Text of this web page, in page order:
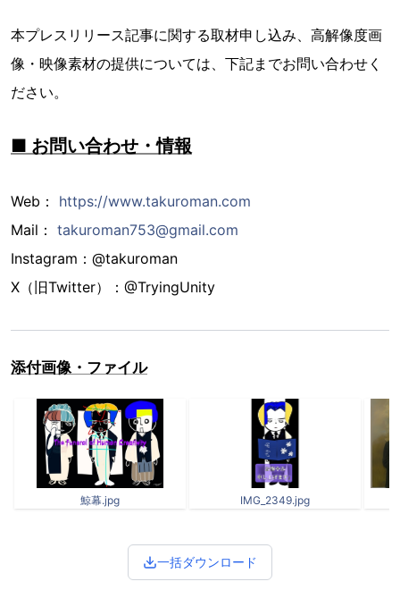
本プレスリリース記事に関する取材申し込み、高解像度画
像・映像素材の提供については、下記までお問い合わせく
ださい。
■ お問い合わせ・情報
Web： https://www.takuroman.com
Mail： takuroman753@gmail.com
Instagram：@takuroman
X（旧Twitter）：@TryingUnity
添付画像・ファイル
鯨幕.jpg IMG_2349.jpg
一括ダウンロード